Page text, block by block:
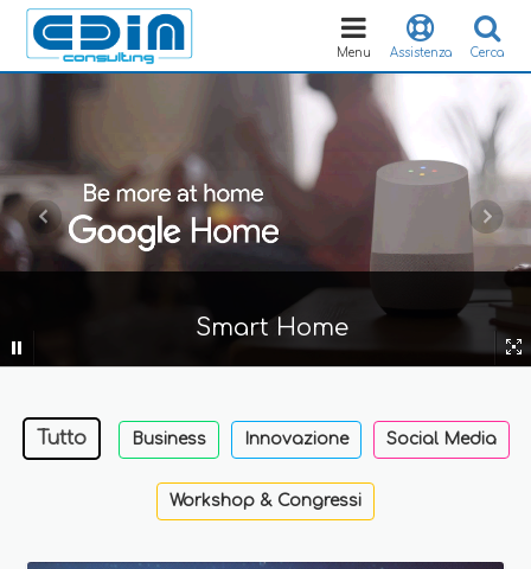
Cerca
Assistenza
Toggle
navigation
Menu
Smart Home
Tutto Business Innovazione Social Media
Workshop & Congressi